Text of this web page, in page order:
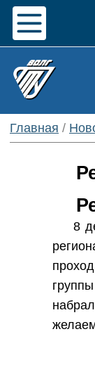
Главная /
8